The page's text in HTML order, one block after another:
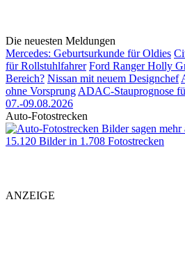
Die neuesten Meldungen
Mercedes: Geburtsurkunde für Oldies
für Rollstuhlfahrer Ford Ranger Holly
Bereich? Nissan mit neuem Designchef
ohne Vorsprung ADAC-Stauprognose
07.-09.08.2026
Auto-Fotostrecken
Bilder sagen mehr
15.120 Bilder in 1.708 Fotostrecken
ANZEIGE